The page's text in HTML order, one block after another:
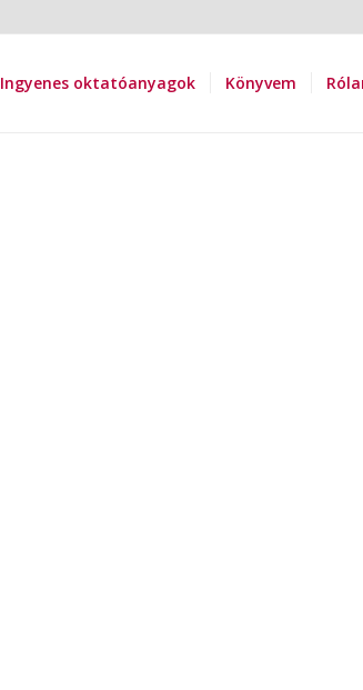
Ingyenes oktatóanyagok Könyvem